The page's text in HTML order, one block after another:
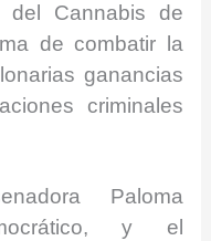
del Cannabis de
de combatir la
ganancias
criminales
Paloma
y el